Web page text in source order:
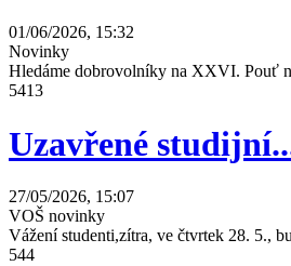
01/06/2026, 15:32
Novinky
Hledáme dobrovolníky na XXVI. Pouť
5413
Uzavřené
27/05/2026, 15:07
VOŠ novinky
Vážení studenti,zítra, ve čtvrtek 28. 5.,
544